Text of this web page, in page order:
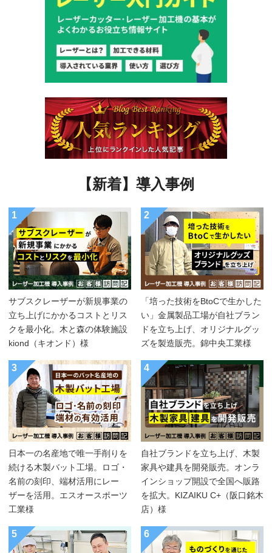
【新着】導入事例
1
サブスクレーザーが新規事業の
立ち上げにかかるコストとリス
クを最小化。木と森の体験施設
kiond（キオンド）様
2
「培った技術をBtoCで生かした
い」金属製品工場が自社ブラン
ドを立ち上げ、オリジナルグッ
ズを製造販売。錦中央工業様
3
日本一の名産地で唯一手削りを
続ける木製バット工場。ロゴ・
名前の刻印、端材活用にレー
ザーを活用。エスオースポーツ
工業様
4
自社ブランドを立ち上げ、木製
家具や建具を開発販売。オンラ
インショップ開設で全国へ販路
を拡大。KIZAIKU C+（阪口銘木
店）様
5 6